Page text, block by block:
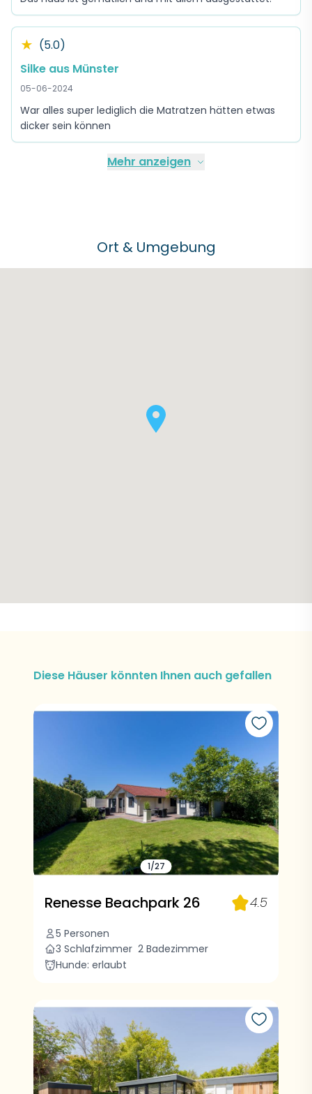
★ (5.0)
Silke aus Münster
05-06-2024
War alles super lediglich die Matratzen hätten etwas
dicker sein können
Mehr anzeigen
Ort & Umgebung
Diese Häuser könnten Ihnen auch gefallen
1/27
Renesse Beachpark 26
5 Personen
3 Schlafzimmer 2 Badezimmer
Hunde: erlaubt
4.5